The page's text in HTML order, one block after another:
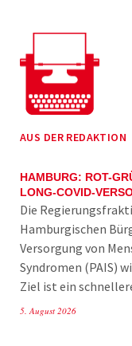
AUS DER REDAKTION
HAMBURG: ROT-
LONG-COVID-
Die
Hamburgischen
Versorgung von
Syndromen (PAIS)
Ziel ist ein
5. August 2026